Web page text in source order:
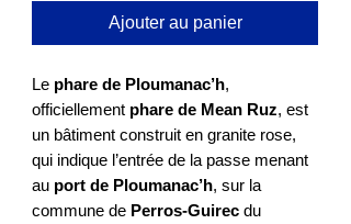
Ajouter au panier
Le phare de Ploumanac’h,
officiellement phare de Mean Ruz, est
un bâtiment construit en granite rose,
qui indique l’entrée de la passe menant
au port de Ploumanac’h, sur la
commune de Perros-Guirec du